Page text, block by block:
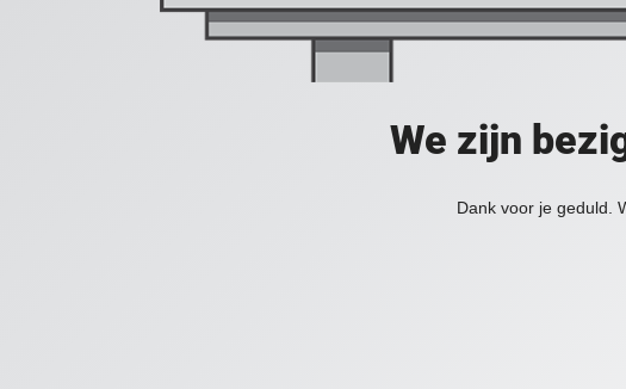
We zijn
Dank voor je geduld.